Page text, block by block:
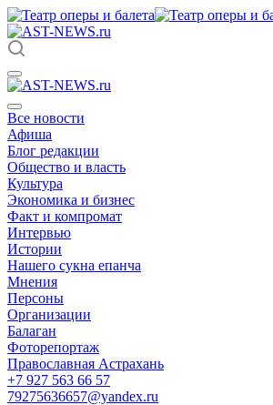
Все новости
Афиша
Блог редакции
Общество и власть
Культура
Экономика и бизнес
Факт и компромат
Интервью
Истории
Нашего сукна епанча
Мнения
Персоны
Организации
Балаган
Фоторепортаж
Православная Астрахань
+7 927 563 66 57
79275636657@yandex.ru